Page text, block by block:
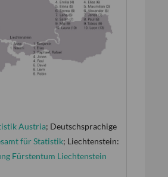
Austria; Deutschsprachige
für Statistik; Liechtenstein:
Fürstentum Liechtenstein